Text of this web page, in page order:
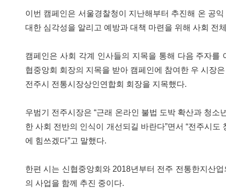
이번 캠페인은 서울경찰청이 지난해부터 추진해 온 공
대한 심각성을 알리고 예방과 대책 마련을 위해 사회 전
캠페인은 사회 각계 인사들의 지목을 통해 다음 주자를
협중앙회 회장의 지목을 받아 캠페인에 참여한 우 시장
전주시 전통시장상인연합회 회장을 지목했다.
우범기 전주시장은 “근래 온라인 불법 도박 확산과 청
한 사회 전반의 인식이 개선되길 바란다”면서 “전주시
에 힘쓰겠다”고 말했다.
한편 시는 신협중앙회와 2018년부터 전주 전통한지산
의 사업을 함께 추진 중이다.